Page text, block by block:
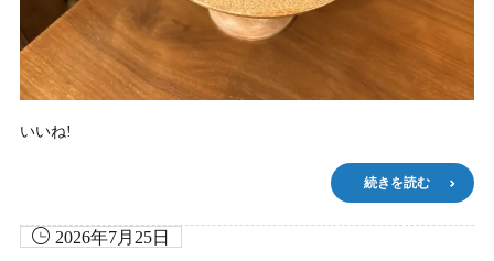
いいね!
続きを読む
2026年7月25日